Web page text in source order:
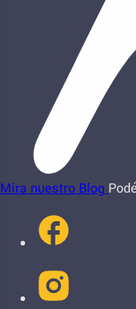
Mira nuestro Blog